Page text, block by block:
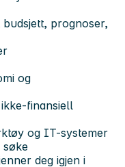
prognoser,
og
finansiell
og IT-systemer
søke
deg igjen i